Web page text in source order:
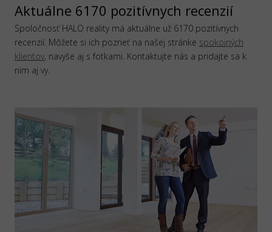
Aktuálne 6170 pozitívnych recenzií
Spoločnosť HALO reality má aktuálne už 6170 pozitívnych
recenzií. Môžete si ich pozrieť na našej stránke spokojných
klientov, navyše aj s fotkami. Kontaktujte nás a pridajte sa k
nim aj vy.